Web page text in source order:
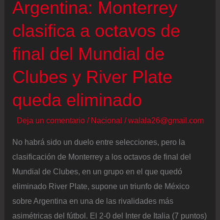
Argentina: Monterrey
clasifica a octavos de
final del Mundial de
Clubes y River Plate
queda eliminado
Deja un comentario / Nacional /walala26@gmail.com
No habrá sido un duelo entre selecciones, pero la
clasificación de Monterrey a los octavos de final del
Mundial de Clubes, en un grupo en el que quedó
eliminado River Plate, supone un triunfo de México
sobre Argentina en una de las rivalidades más
asimétricas del fútbol. El 2-0 del Inter de Italia (7 puntos)